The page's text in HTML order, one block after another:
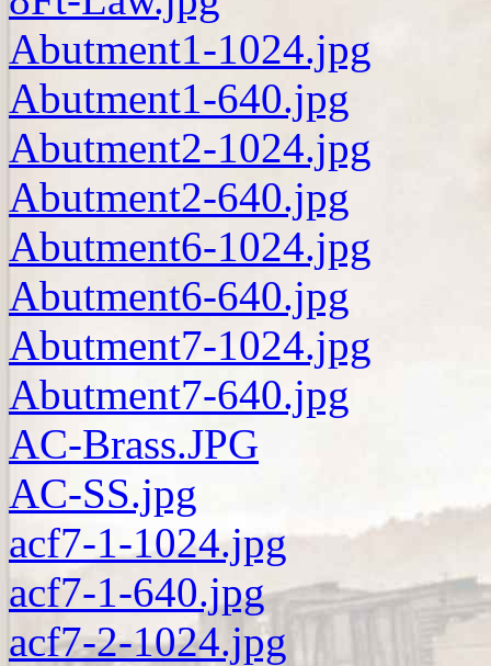
Abutment1-1024.jpg
Abutment1-640.jpg
Abutment2-1024.jpg
Abutment2-640.jpg
Abutment6-1024.jpg
Abutment6-640.jpg
Abutment7-1024.jpg
Abutment7-640.jpg
AC-Brass.JPG
AC-SS.jpg
acf7-1-1024.jpg
acf7-1-640.jpg
acf7-2-1024.jpg